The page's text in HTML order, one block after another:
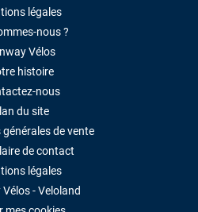
légales
nous ?
Vélos
histoire
nous
du site
de vente
de contact
légales
- Veloland